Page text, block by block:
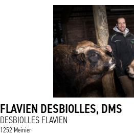
FLAVIEN DESBIOLLES, DMS
DESBIOLLES FLAVIEN
1252 Meinier